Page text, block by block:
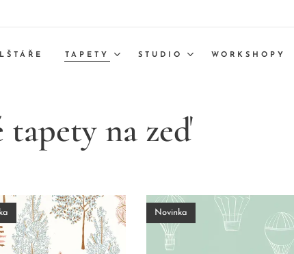
TAPETY STUDIO WORKSHOPY
tapety na zeď
Novinka